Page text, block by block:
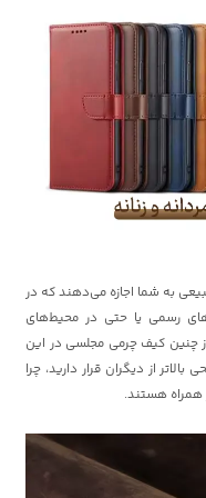
به شما اجازه می‌دهند که در
رسمی یا حتی در محیط‌های
از چنین کیف چرمی مجلسی در این
از دیگران قرار دارید، چرا
همراه هستند.